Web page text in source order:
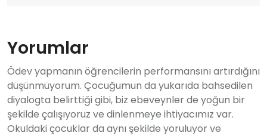
Yorumlar
Ödev yapmanın öğrencilerin performansını artırdığını
düşünmüyorum. Çocuğumun da yukarıda bahsedilen
diyalogta belirttiği gibi, biz ebeveynler de yoğun bir
şekilde çalışıyoruz ve dinlenmeye ihtiyacımız var.
Okuldaki çocuklar da aynı şekilde yoruluyor ve